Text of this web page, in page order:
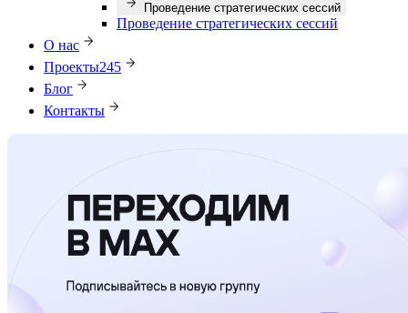
Проведение стратегических сессий
Проведение стратегических сессий
О нас
Проекты245
Блог
Контакты